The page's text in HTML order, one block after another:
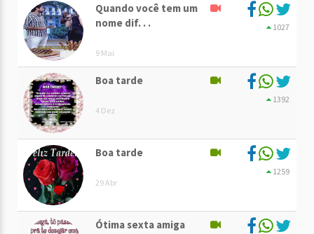
Quando você tem um
nome dif. . .
9 Mai
1027
Boa tarde
4 Dez
1392
Boa tarde
29 Abr
1259
Ótima sexta amiga